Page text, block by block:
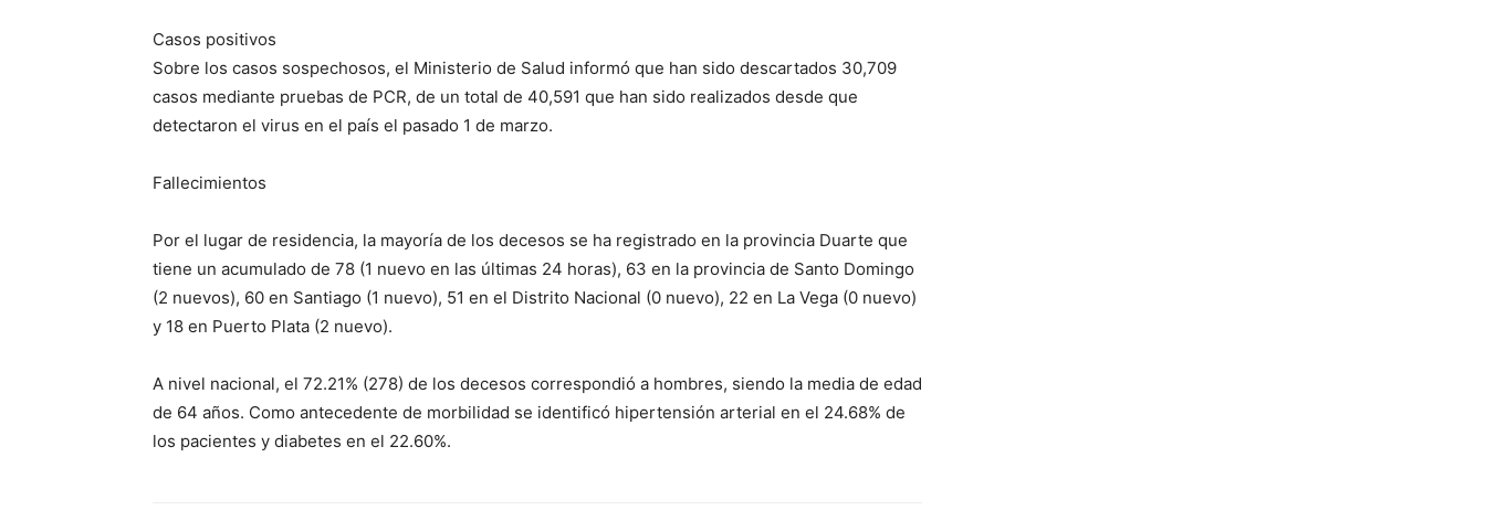
Casos positivos
Sobre los casos sospechosos, el Ministerio de Salud informó que han sido descartados 30,709
casos mediante pruebas de PCR, de un total de 40,591 que han sido realizados desde que
detectaron el virus en el país el pasado 1 de marzo.
Fallecimientos
Por el lugar de residencia, la mayoría de los decesos se ha registrado en la provincia Duarte que
tiene un acumulado de 78 (1 nuevo en las últimas 24 horas), 63 en la provincia de Santo Domingo
(2 nuevos), 60 en Santiago (1 nuevo), 51 en el Distrito Nacional (0 nuevo), 22 en La Vega (0 nuevo)
y 18 en Puerto Plata (2 nuevo).
A nivel nacional, el 72.21% (278) de los decesos correspondió a hombres, siendo la media de edad
de 64 años. Como antecedente de morbilidad se identificó hipertensión arterial en el 24.68% de
los pacientes y diabetes en el 22.60%.